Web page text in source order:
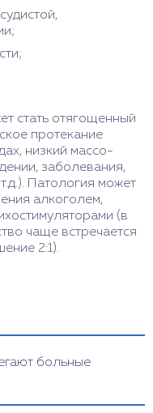
стать отягощенный
протекание
низкий массо-
заболевания,
Патология может
алкоголем,
(в
чаще встречается
2:1).
больные
спокойно, только